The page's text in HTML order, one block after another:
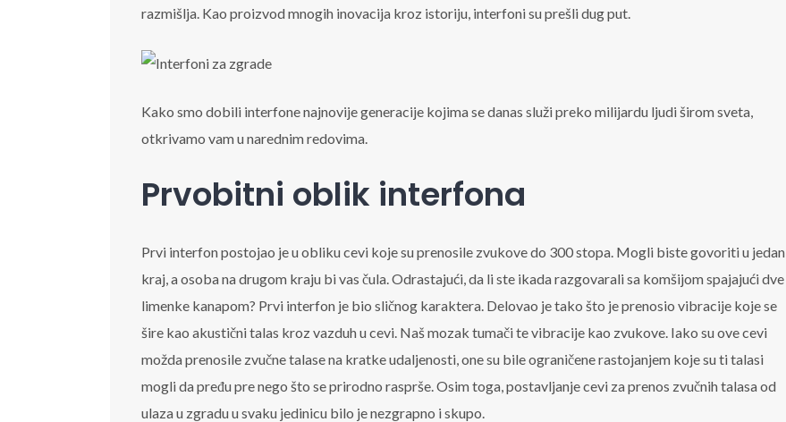
razmišlja. Kao proizvod mnogih inovacija kroz istoriju, interfoni su prešli dug put.
Kako smo dobili interfone najnovije generacije kojima se danas služi preko milijardu ljudi širom sveta,
otkrivamo vam u narednim redovima.
Prvobitni oblik interfona
Prvi interfon postojao je u obliku cevi koje su prenosile zvukove do 300 stopa. Mogli biste govoriti u jedan
kraj, a osoba na drugom kraju bi vas čula. Odrastajući, da li ste ikada razgovarali sa komšijom spajajući dve
limenke kanapom? Prvi interfon je bio sličnog karaktera. Delovao je tako što je prenosio vibracije koje se
šire kao akustični talas kroz vazduh u cevi. Naš mozak tumači te vibracije kao zvukove. Iako su ove cevi
možda prenosile zvučne talase na kratke udaljenosti, one su bile ograničene rastojanjem koje su ti talasi
mogli da pređu pre nego što se prirodno rasprše. Osim toga, postavljanje cevi za prenos zvučnih talasa od
ulaza u zgradu u svaku jedinicu bilo je nezgrapno i skupo.